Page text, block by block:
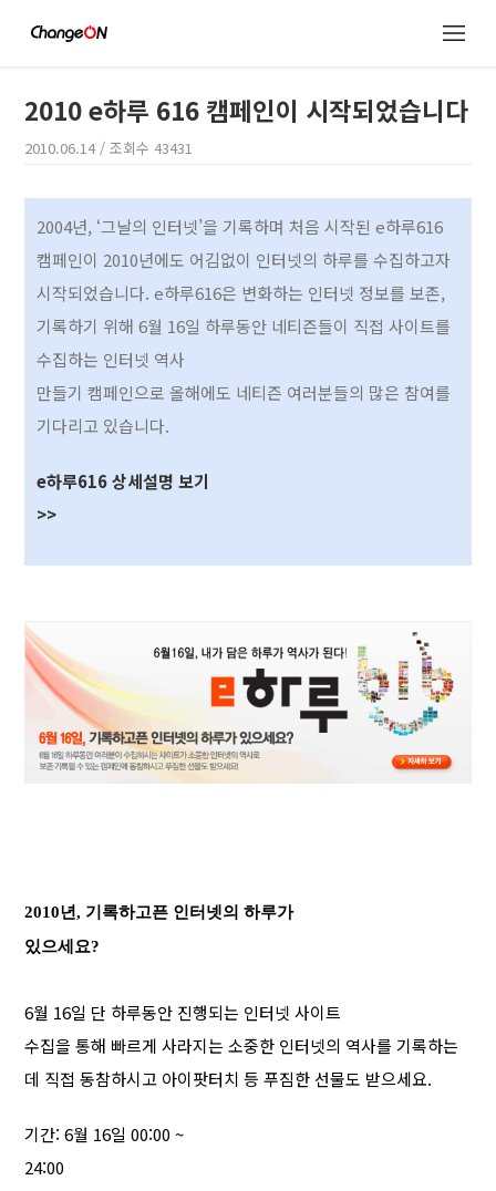
2010 e하루 616 캠페인이 시작되었습니다
2010.06.14 / 조회수 43431
2004년, ‘그날의 인터넷’을 기록하며 처음 시작된 e하루616
캠페인이 2010년에도 어김없이 인터넷의 하루를 수집하고자
시작되었습니다. e하루616은 변화하는 인터넷 정보를 보존,
기록하기 위해 6월 16일 하루동안 네티즌들이 직접 사이트를
수집하는 인터넷 역사
만들기 캠페인으로 올해에도 네티즌 여러분들의 많은 참여를
기다리고 있습니다.
e하루616 상세설명 보기
>>
2010년, 기록하고픈 인터넷의 하루가
있으세요?
6월 16일 단 하루동안 진행되는 인터넷 사이트
수집을 통해 빠르게 사라지는 소중한 인터넷의 역사를 기록하는
데 직접 동참하시고 아이팟터치 등 푸짐한 선물도 받으세요.
기간: 6월 16일 00:00 ~
24:00